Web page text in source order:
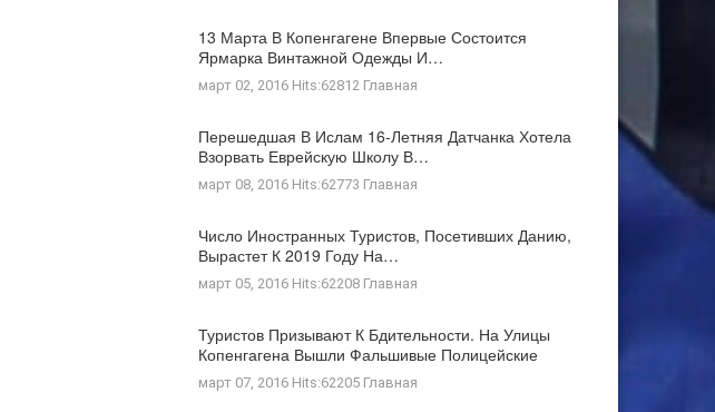
13 Марта В Копенгагене Впервые Состоится
Ярмарка Винтажной Одежды И…
март 02, 2016 Hits:62812 Главная
Перешедшая В Ислам 16-Летняя Датчанка Хотела
Взорвать Еврейскую Школу В…
март 08, 2016 Hits:62773 Главная
Число Иностранных Туристов, Посетивших Данию,
Вырастет К 2019 Году На…
март 05, 2016 Hits:62208 Главная
Туристов Призывают К Бдительности. На Улицы
Копенгагена Вышли Фальшивые Полицейские
март 07, 2016 Hits:62205 Главная